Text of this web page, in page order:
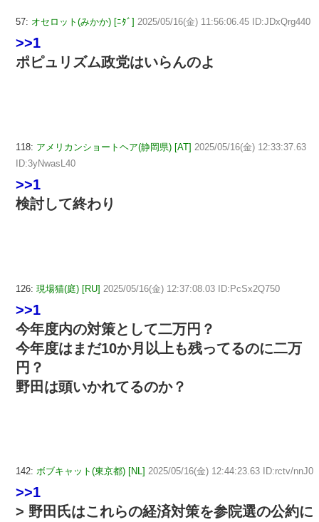
57: オセロット(みかか) [ﾆﾀﾞ] 2025/05/16(金) 11:56:06.45 ID:JDxQrg440
>>1
ポピュリズム政党はいらんのよ
118: アメリカンショートヘア(静岡県) [AT] 2025/05/16(金) 12:33:37.63
ID:3yNwasL40
>>1
検討して終わり
126: 現場猫(庭) [RU] 2025/05/16(金) 12:37:08.03 ID:PcSx2Q750
>>1
今年度内の対策として二万円？
今年度はまだ10か月以上も残ってるのに二万
円？
野田は頭いかれてるのか？
142: ボブキャット(東京都) [NL] 2025/05/16(金) 12:44:23.63 ID:rctv/nnJ0
>>1
> 野田氏はこれらの経済対策を参院選の公約に